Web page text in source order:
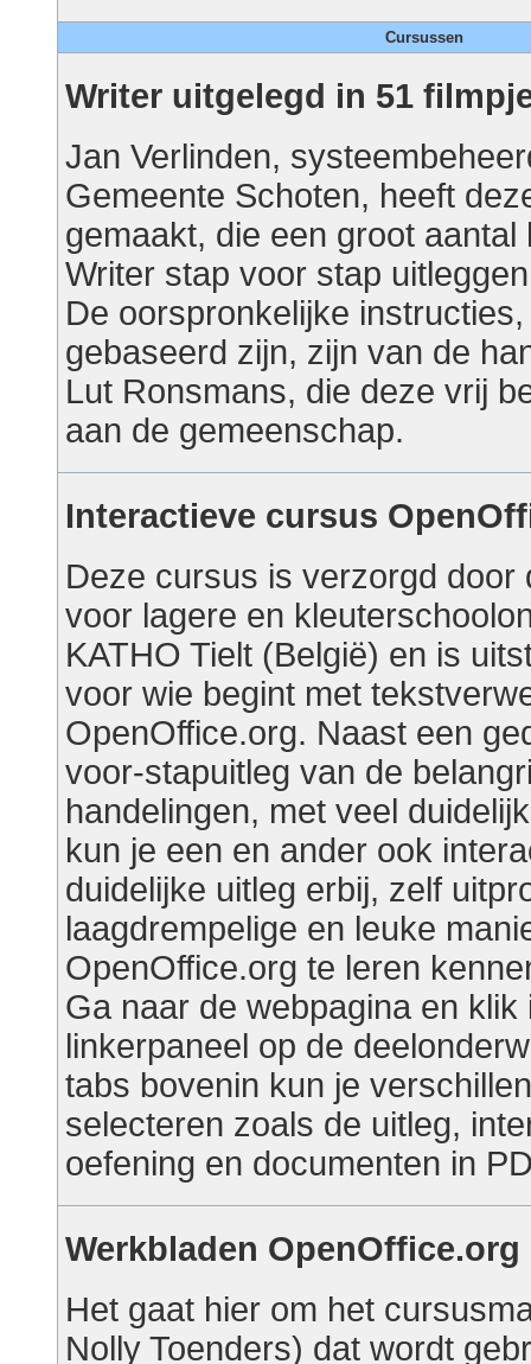
Cursussen
Writer uitgelegd in 51
Jan Verlinden,
Gemeente Schoten, heeft
gemaakt, die een groot aantal
Writer stap voor stap
De oorspronkelijke
gebaseerd zijn, zijn van de
Lut Ronsmans, die deze vrij
aan de gemeenschap.
Interactieve cursus
Deze cursus is verzorgd door
voor lagere en
KATHO Tielt (België) en is
voor wie begint met
OpenOffice.org. Naast een
voor-stapuitleg van de
handelingen, met veel
kun je een en ander ook
duidelijke uitleg erbij, zelf
laagdrempelige en leuke
OpenOffice.org te leren
Ga naar de webpagina en klik
linkerpaneel op de
tabs bovenin kun je
selecteren zoals de uitleg,
oefening en documenten in
Werkbladen OpenOffice.org
Het gaat hier om het
Nolly Toenders) dat wordt